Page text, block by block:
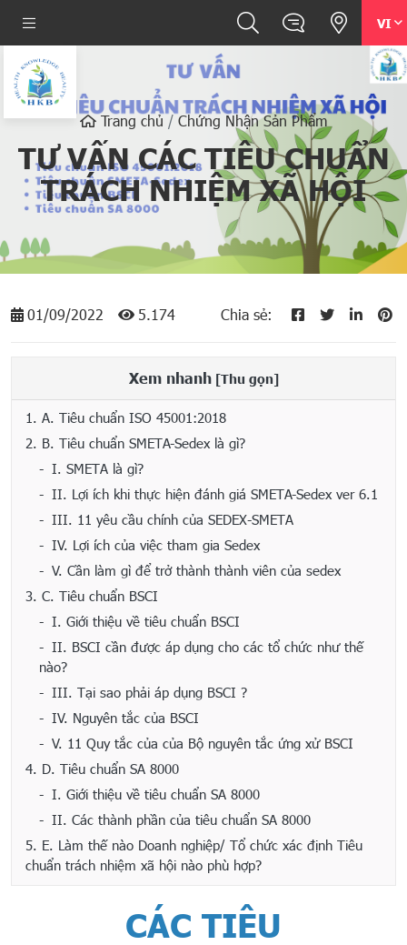
VI
Trang chủ Chứng Nhận Sản Phẩm
TƯ VẤN CÁC TIÊU CHUẨN
TRÁCH NHIỆM XÃ HỘI
01/09/2022 5.174 Chia sẻ:
Xem nhanh [Thu gọn]
1. A. Tiêu chuẩn ISO 45001:2018
2. B. Tiêu chuẩn SMETA-Sedex là gì?
I. SMETA là gì?
II. Lợi ích khi thực hiện đánh giá SMETA-Sedex ver 6.1
III. 11 yêu cầu chính của SEDEX-SMETA
IV. Lợi ích của việc tham gia Sedex
V. Cần làm gì để trở thành thành viên của sedex
3. C. Tiêu chuẩn BSCI
I. Giới thiệu về tiêu chuẩn BSCI
II. BSCI cần được áp dụng cho các tổ chức như thế
nào?
III. Tại sao phải áp dụng BSCI ?
IV. Nguyên tắc của BSCI
V. 11 Quy tắc của của Bộ nguyên tắc ứng xử BSCI
4. D. Tiêu chuẩn SA 8000
I. Giới thiệu về tiêu chuẩn SA 8000
II. Các thành phần của tiêu chuẩn SA 8000
5. E. Làm thế nào Doanh nghiệp/ Tổ chức xác định Tiêu
chuẩn trách nhiệm xã hội nào phù hợp?
CÁC TIÊU